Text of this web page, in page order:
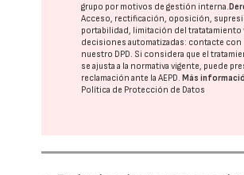
grupo por motivos de gestión interna.
Acceso, rectificación, oposición,
portabilidad, limitación del tratatamiento
decisiones automatizadas: contacte con
nuestro DPD. Si considera que el
se ajusta a la normativa vigente, puede
reclamación ante laAEPD. Más
Política de Protección de Datos